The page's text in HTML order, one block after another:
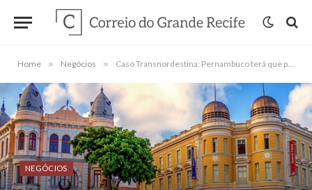
Home » Negócios » Caso Transnordestina: Pernambuco terá que priorizar a economia
NEGÓCIOS